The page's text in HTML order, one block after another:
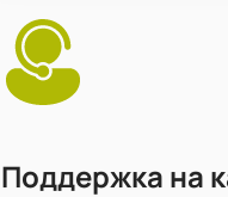
Поддержка на